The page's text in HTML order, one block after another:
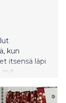
kun
itsensä läpi
nyt
markkinoilla.